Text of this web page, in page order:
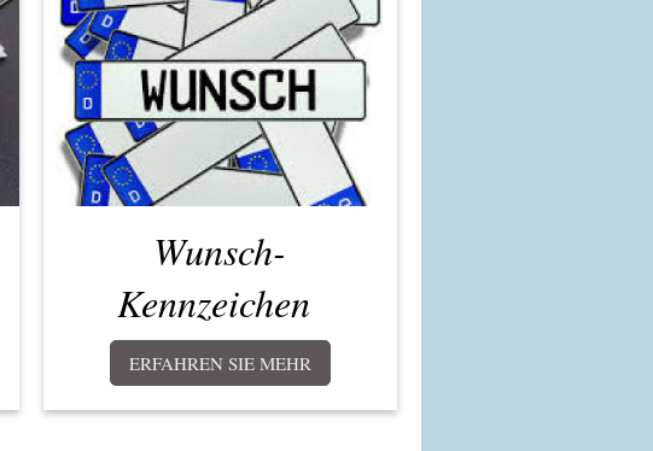
Wunsch-
Kennzeichen
ERFAHREN SIE MEHR